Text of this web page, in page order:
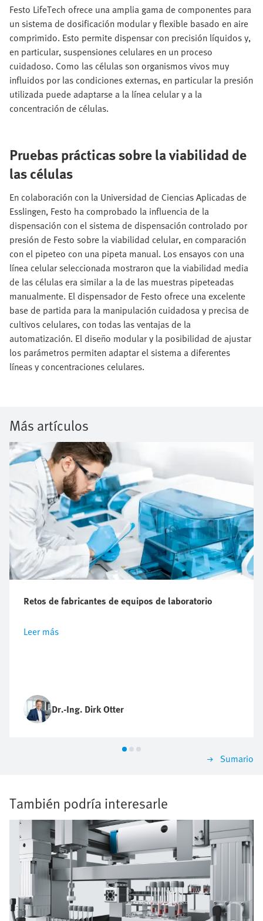
Festo LifeTech ofrece una amplia gama de componentes para
un sistema de dosificación modular y flexible basado en aire
comprimido. Esto permite dispensar con precisión líquidos y,
en particular, suspensiones celulares en un proceso
cuidadoso. Como las células son organismos vivos muy
influidos por las condiciones externas, en particular la presión
utilizada puede adaptarse a la línea celular y a la
concentración de células.
Pruebas prácticas sobre la viabilidad de
las células
En colaboración con la Universidad de Ciencias Aplicadas de
Esslingen, Festo ha comprobado la influencia de la
dispensación con el sistema de dispensación controlado por
presión de Festo sobre la viabilidad celular, en comparación
con el pipeteo con una pipeta manual. Los ensayos con una
línea celular seleccionada mostraron que la viabilidad media
de las células era similar a la de las muestras pipeteadas
manualmente. El dispensador de Festo ofrece una excelente
base de partida para la manipulación cuidadosa y precisa de
cultivos celulares, con todas las ventajas de la
automatización. El diseño modular y la posibilidad de ajustar
los parámetros permiten adaptar el sistema a diferentes
líneas y concentraciones celulares.
Más artículos
Retos de fabricantes de equipos de laboratorio
Leer más
Dr.-Ing. Dirk Otter
Sumario
También podría interesarle